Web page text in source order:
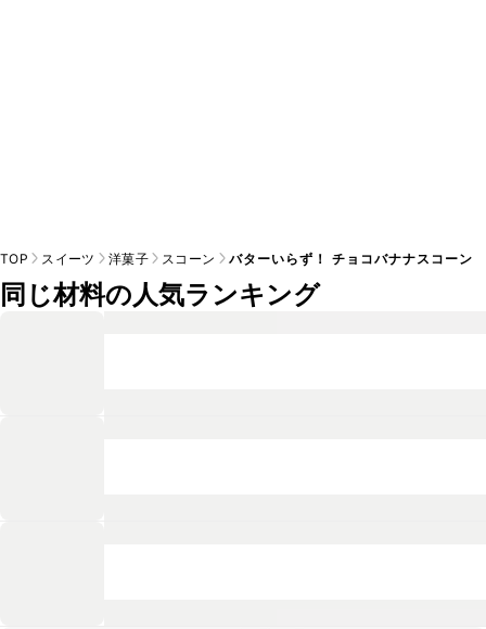
TOP スイーツ 洋菓子 スコーン バターいらず！ チョコバナナスコーン
同じ材料の人気ランキング